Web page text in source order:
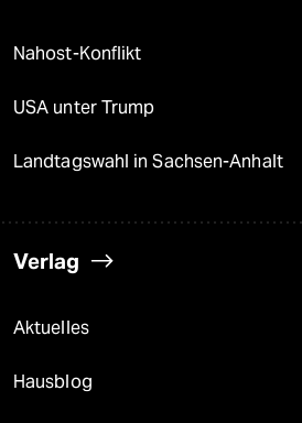
Nahost-Konflikt
USA unter Trump
Landtagswahl in Sachsen-Anhalt
Verlag
Aktuelles
Hausblog